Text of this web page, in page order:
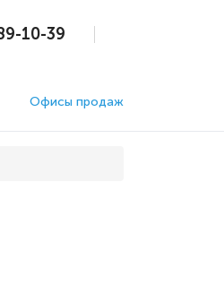
10-39
Офисы продаж